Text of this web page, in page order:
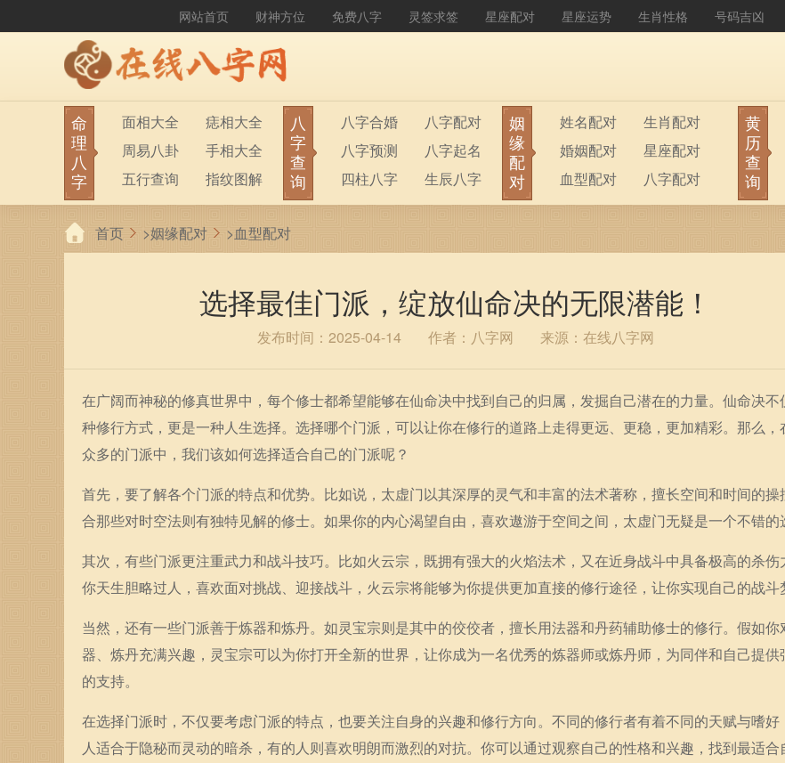
网站首页 财神方位 免费八字 灵签求签 星座配对 星座运势 生肖性格 号码吉凶
命
理
八
字
面相大全
痣相大全
周易八卦
手相大全
五行查询
指纹图解
生男生女
称骨算命
前世今生
塔罗占卜
八
字
查
询
八字合婚
八字配对
八字预测
八字起名
四柱八字
生辰八字
六十甲子
八字排盘
姻
缘
配
对
姓名配对
生肖配对
婚姻配对
星座配对
血型配对
八字配对
黄
历
查
询
首页 >姻缘配对 >血型配对
选择最佳门派，绽放仙命决的无限潜能！
发布时间：2025-04-14 作者：八字网 来源：在线八字网
在广阔而神秘的修真世界中，每个修士都希望能够在仙命决中找到自己的归属，发掘自己潜在的力量。仙命决不
种修行方式，更是一种人生选择。选择哪个门派，可以让你在修行的道路上走得更远、更稳，更加精彩。那么，
众多的门派中，我们该如何选择适合自己的门派呢？
首先，要了解各个门派的特点和优势。比如说，太虚门以其深厚的灵气和丰富的法术著称，擅长空间和时间的操
合那些对时空法则有独特见解的修士。如果你的内心渴望自由，喜欢遨游于空间之间，太虚门无疑是一个不错的
其次，有些门派更注重武力和战斗技巧。比如火云宗，既拥有强大的火焰法术，又在近身战斗中具备极高的杀伤
你天生胆略过人，喜欢面对挑战、迎接战斗，火云宗将能够为你提供更加直接的修行途径，让你实现自己的战斗
当然，还有一些门派善于炼器和炼丹。如灵宝宗则是其中的佼佼者，擅长用法器和丹药辅助修士的修行。假如你
器、炼丹充满兴趣，灵宝宗可以为你打开全新的世界，让你成为一名优秀的炼器师或炼丹师，为同伴和自己提供
的支持。
在选择门派时，不仅要考虑门派的特点，也要关注自身的兴趣和修行方向。不同的修行者有着不同的天赋与嗜好
人适合于隐秘而灵动的暗杀，有的人则喜欢明朗而激烈的对抗。你可以通过观察自己的性格和兴趣，找到最适合